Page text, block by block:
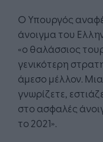
Ο Υπουργός
άνοιγμα του
«ο θαλάσσιος
γενικότερη
άμεσο μέλλον.
γνωρίζετε,
στο ασφαλές
το 2021».